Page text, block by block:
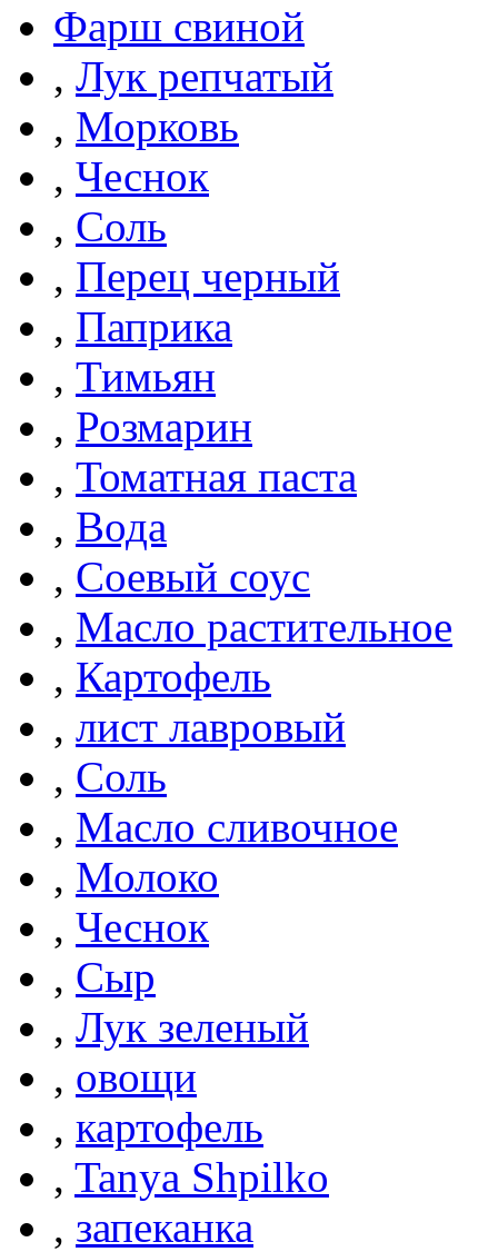
Фарш свиной
, Лук репчатый
, Морковь
, Чеснок
, Соль
, Перец черный
, Паприка
, Тимьян
, Розмарин
, Томатная паста
, Вода
, Соевый соус
, Масло растительное
, Картофель
, лист лавровый
, Соль
, Масло сливочное
, Молоко
, Чеснок
, Сыр
, Лук зеленый
, овощи
, картофель
, Tanya Shpilko
, запеканка